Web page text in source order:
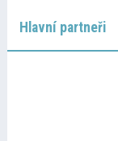
Hlavní partneři